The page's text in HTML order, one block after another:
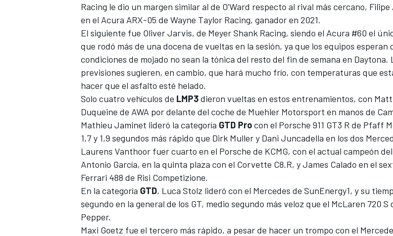
Racing le dio un margen similar al de O'Ward respecto al rival más cercano, Filipe
en el Acura ARX-05 de Wayne Taylor Racing, ganador en 2021.
El siguiente fue Oliver Jarvis, de Meyer Shank Racing, siendo el Acura #60 el
que rodó más de una docena de vueltas en la sesión, ya que los equipos esperan
condiciones de mojado no sean la tónica del resto del fin de semana en Daytona.
previsiones sugieren, en cambio, que hará mucho frío, con temperaturas que
hacer que el asfalto esté helado.
Solo cuatro vehículos de LMP3dieron vueltas en estos entrenamientos, con Matt
Duqueine de AWA por delante del coche de Muehler Motorsport en manos de
Mathieu Jaminet lideró la categoría GTD Procon el Porsche 911 GT3 R de Pfaff
1,7 y 1,9 segundos más rápido que Dirk Muller y Dani Juncadella en los dos
Laurens Vanthoor fuer cuarto en el Porsche de KCMG, con el actual campeón del
Antonio García, en la quinta plaza con el Corvette C8.R, yJames Calado en el
Ferrari 488 de Risi Competizione.
En la categoría GTD, Luca Stolz lideró con el Mercedes de SunEnergy1, y su
segundo en la general de los GT, medio segundo más veloz que el McLaren 720 S
Pepper.
Maxi Goetz fue el tercero más rápido, a pesar de hacer un trompo con el